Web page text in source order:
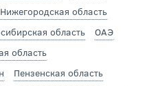
Нижегородская область
область
ОАЭ
область
Пензенская область